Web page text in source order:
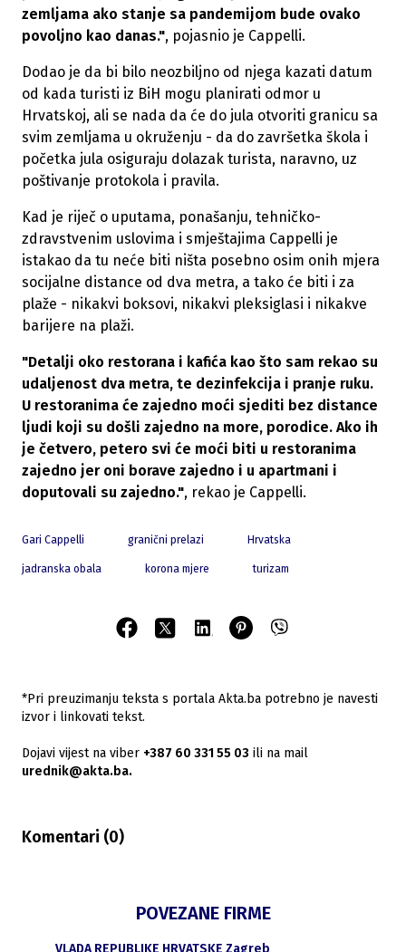
zemljama ako stanje sa pandemijom bude ovako
povoljno kao danas.", pojasnio je Cappelli.
Dodao je da bi bilo neozbiljno od njega kazati datum
od kada turisti iz BiH mogu planirati odmor u
Hrvatskoj, ali se nada da će do jula otvoriti granicu sa
svim zemljama u okruženju - da do završetka škola i
početka jula osiguraju dolazak turista, naravno, uz
poštivanje protokola i pravila.
Kad je riječ o uputama, ponašanju, tehničko-
zdravstvenim uslovima i smještajima Cappelli je
istakao da tu neće biti ništa posebno osim onih mjera
socijalne distance od dva metra, a tako će biti i za
plaže - nikakvi boksovi, nikakvi pleksiglasi i nikakve
barijere na plaži.
"Detalji oko restorana i kafića kao što sam rekao su
udaljenost dva metra, te dezinfekcija i pranje ruku.
U restoranima će zajedno moći sjediti bez distance
ljudi koji su došli zajedno na more, porodice. Ako ih
je četvero, petero svi će moći biti u restoranima
zajedno jer oni borave zajedno i u apartmani i
doputovali su zajedno.", rekao je Cappelli.
Gari Cappelli granični prelazi Hrvatska
jadranska obala korona mjere turizam
*Pri preuzimanju teksta s portala Akta.ba potrebno je navesti
izvor i linkovati tekst.
Dojavi vijest na viber +387 60 331 55 03 ili na mail
urednik@akta.ba.
Komentari (0)
POVEZANE FIRME
VLADA REPUBLIKE HRVATSKE Zagreb